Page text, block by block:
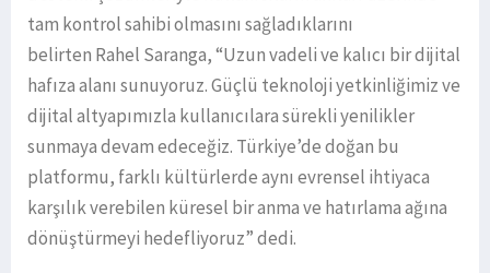
tam kontrol sahibi olmasını sağladıklarını
belirten Rahel Saranga, “Uzun vadeli ve kalıcı bir dijital
hafıza alanı sunuyoruz. Güçlü teknoloji yetkinliğimiz ve
dijital altyapımızla kullanıcılara sürekli yenilikler
sunmaya devam edeceğiz. Türkiye’de doğan bu
platformu, farklı kültürlerde aynı evrensel ihtiyaca
karşılık verebilen küresel bir anma ve hatırlama ağına
dönüştürmeyi hedefliyoruz” dedi.